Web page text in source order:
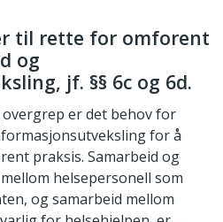
til rette for omforent
og
jf. §§ 6c og 6d.
er det behov for
for å
praksis. Samarbeid og
helsepersonell som
og samarbeid mellom